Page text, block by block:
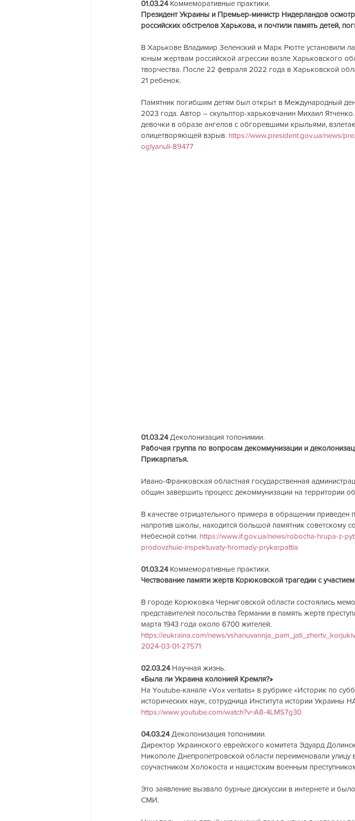
01.03.24 Коммеморативные практики.
Президент Украины и Премьер-министр Нидерландов
российских обстрелов Харькова, и почтили память детей,
В Харькове Владимир Зеленский и Марк Рютте установили
юным жертвам российской агрессии возле Харьковского
творчества. После 22 февраля 2022 года в Харьковской
21 ребенок.
Памятник погибшим детям был открыт в Международный
2023 года. Автор – скульптор-харьковчанин Михаил
девочки в образе ангелов с обгоревшими крыльями,
олицетворяющей взрыв. https://www.president.gov.ua/news/
oglyanuli-89477
01.03.24 Деколонизация топонимии.
Рабочая группа по вопросам декоммунизации и
Прикарпатья.
Ивано-Франковская областная государственная
общин завершить процесс декоммунизации на территории
В качестве отрицательного примера в обращении приведен
напротив школы, находится большой памятник советскому
Небесной сотни. https://www.if.gov.ua/news/robocha-hrupa-z-
prodovzhuie-inspektuvaty-hromady-prykarpattia
01.03.24 Коммеморативные практики.
Чествование памяти жертв Корюковской трагедии с
В городе Корюковка Черниговской области состоялись
представителей посольства Германии в память жертв
марта 1943 года около 6700 жителей.
https://eukraina.com/news/
2024-03-01-27571
02.03.24 Научная жизнь.
«Была ли Украина колонией Кремля?»
На Youtube-канале «Vox veritatis» в рубрике «Историк по
исторических наук, сотрудница Института истории
https://www.youtube.com/watch?v=A8-4LMS7g30
04.03.24 Деколонизация топонимии.
Директор Украинского еврейского комитета Эдуард
Никополе Днепропетровской области переименовали улицу
соучастником Холокоста и нацистским военным
Это заявление вызвало бурные дискуссии в интернете и
СМИ.